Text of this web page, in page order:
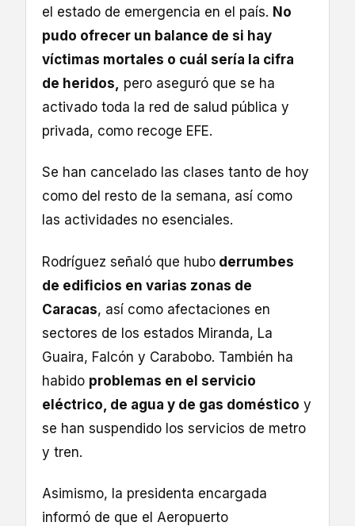
el estado de emergencia en el país. No
pudo ofrecer un balance de si hay
víctimas mortales o cuál sería la cifra
de heridos, pero aseguró que se ha
activado toda la red de salud pública y
privada, como recoge EFE.
Se han cancelado las clases tanto de hoy
como del resto de la semana, así como
las actividades no esenciales.
Rodríguez señaló que hubo derrumbes
de edificios en varias zonas de
Caracas, así como afectaciones en
sectores de los estados Miranda, La
Guaira, Falcón y Carabobo. También ha
habido problemas en el servicio
eléctrico, de agua y de gas doméstico y
se han suspendido los servicios de metro
y tren.
Asimismo, la presidenta encargada
informó de que el Aeropuerto